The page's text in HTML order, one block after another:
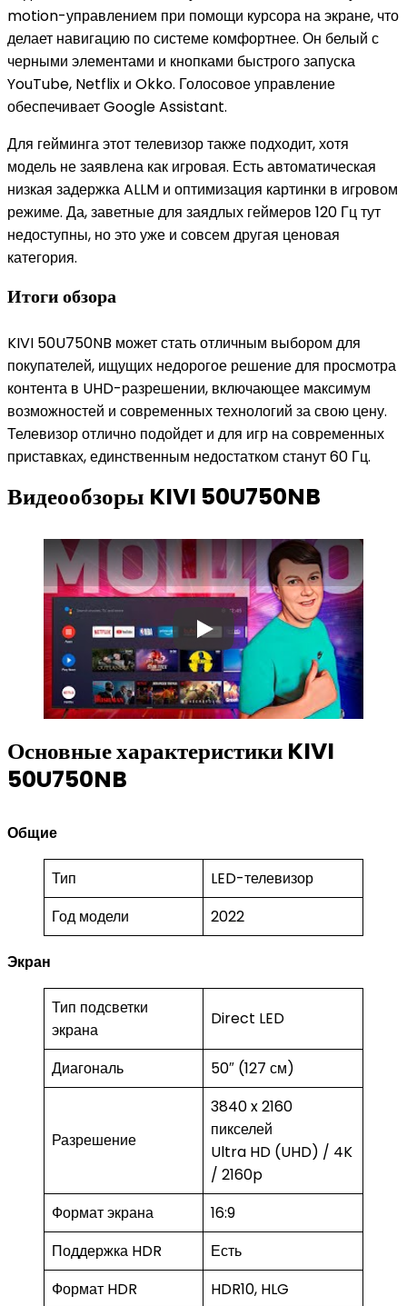
motion-управлением при помощи курсора на экране, что
делает навигацию по системе комфортнее. Он белый с
черными элементами и кнопками быстрого запуска
YouTube, Netflix и Okko. Голосовое управление
обеспечивает Google Assistant.
Для гейминга этот телевизор также подходит, хотя
модель не заявлена как игровая. Есть автоматическая
низкая задержка ALLM и оптимизация картинки в игровом
режиме. Да, заветные для заядлых геймеров 120 Гц тут
недоступны, но это уже и совсем другая ценовая
категория.
Итоги обзора
KIVI 50U750NB может стать отличным выбором для
покупателей, ищущих недорогое решение для просмотра
контента в UHD-разрешении, включающее максимум
возможностей и современных технологий за свою цену.
Телевизор отлично подойдет и для игр на современных
приставках, единственным недостатком станут 60 Гц.
Видеообзоры KIVI 50U750NB
Основные характеристики KIVI
50U750NB
Общие
Тип
LED-телевизор
Год модели
2022
Экран
Тип подсветки
экрана
Direct LED
Диагональ 50″ (127 см)
Разрешение
3840 x 2160
пикселей
Ultra HD (UHD) / 4K
/ 2160p
Формат экрана
16:9
Поддержка HDR
Есть
Формат HDR
HDR10, HLG